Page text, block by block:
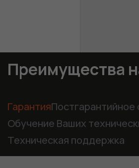
Преимущества
Гарантия
Обучение Ваших
Техническая поддержка